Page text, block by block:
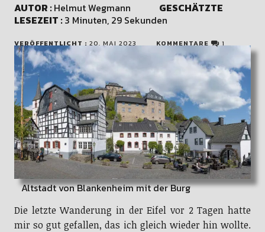
AUTOR :Helmut Wegmann GESCHÄTZTE
LESEZEIT :3 Minuten, 29 Sekunden
VERÖFFENTLICHT : 20. MAI 2023 KOMMENTARE 1
Altstadt von Blankenheim mit der Burg
Die letzte Wanderung in der Eifel vor 2 Tagen hatte
mir so gut gefallen, das ich gleich wieder hin wollte.